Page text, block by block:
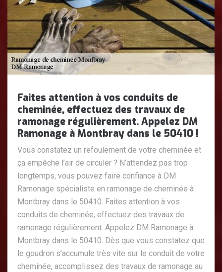
Faites attention à vos conduits de
cheminée, effectuez des travaux de
ramonage régulièrement. Appelez DM
Ramonage à Montbray dans le 50410 !
Vous constatez un refoulement de votre cheminée et
ça empêche l’air de circuler ? N’attendez pas trop
longtemps, vous pouvez faire confiance à DM
Ramonage spécialiste en ramonage de cheminée à
Montbray dans le 50410. Faites attention à vos
conduits de cheminée, effectuez des travaux de
ramonage régulièrement. Appelez DM Ramonage à
Montbray dans le 50410. Dès que vous constatez que
le goudron s’accumule très vite sur le conduit de votre
cheminée, accomplissez des travaux de ramonage au